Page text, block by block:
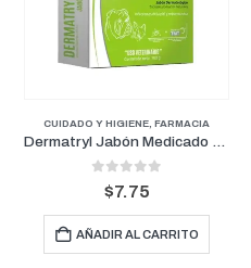
CUIDADO Y HIGIENE FARMACIA
Dermatryl Jabón Medicado Dermapets 100 g
out of 5
$7.75
AÑADIR AL CARRITO